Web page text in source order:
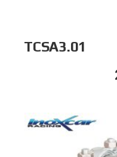
TCSA3.01